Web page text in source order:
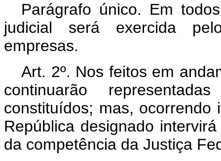
Parágrafo único. Em
judicial será exercida
empresas.
Art. 2º. Nos feitos em
continuarão
constituídos; mas,
República designado
da competência da Justiça